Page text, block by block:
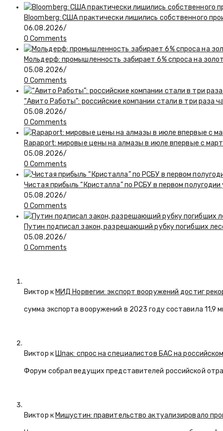
Bloomberg: США практически лишились собственного
06.08.2026/
0 Comments
Мольдерф: промышленность забирает 6% спроса на
05.08.2026/
0 Comments
“Авито Работы”: российские компании стали в три раза
05.08.2026/
0 Comments
Rapaport: мировые цены на алмазы в июле впервые с
05.08.2026/
0 Comments
Чистая прибыль “Кристалла” по РСБУ в первом полугодии
05.08.2026/
0 Comments
Путин подписал закон, разрешающий рубку погибших
05.08.2026/
0 Comments
Виктор кМИД Норвегии: экспорт вооружений достиг
сумма экспорта вооружений в 2023 году составила 11,9
Виктор кШпак: спрос на специалистов БАС на
Форум собрал ведущих представителей российской
Виктор кМишустин: правительство актуализировало